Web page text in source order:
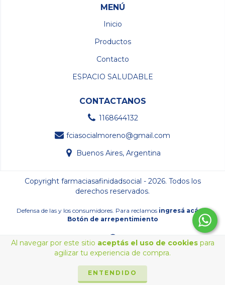
Al navegar por este sitio aceptás el uso de cookiespara
agilizar tu experiencia de compra.
ENTENDIDO
MENÚ
Inicio
Productos
Contacto
ESPACIO SALUDABLE
CONTACTANOS
1168644132
fciasocialmoreno@gmail.com
Buenos Aires, Argentina
Copyright farmaciasafinidadsocial - 2026. Todos los
derechos reservados.
Defensa de las y los consumidores. Para reclamos ingresá acá.
Botón de arrepentimiento